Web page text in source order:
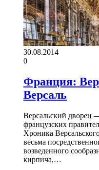
30.08.2014
0
Франция:
Версаль
Версальский дворец
французских
Хроника
весьма
возведенного
кирпича,…